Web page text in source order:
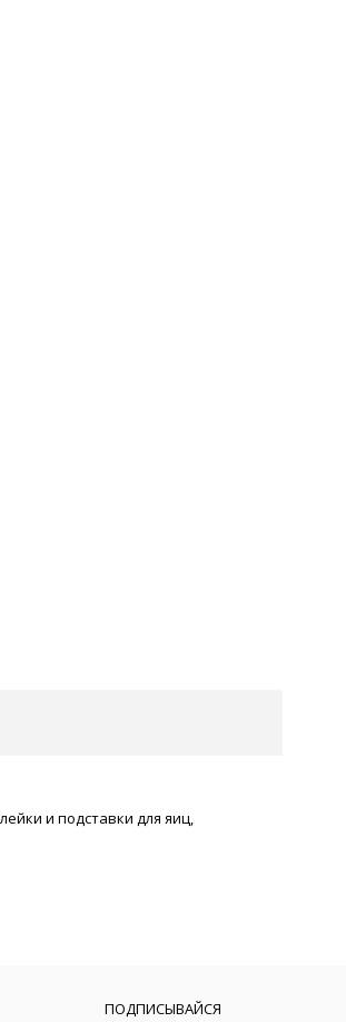
и подставки для яиц,
ПОДПИСЫВАЙСЯ